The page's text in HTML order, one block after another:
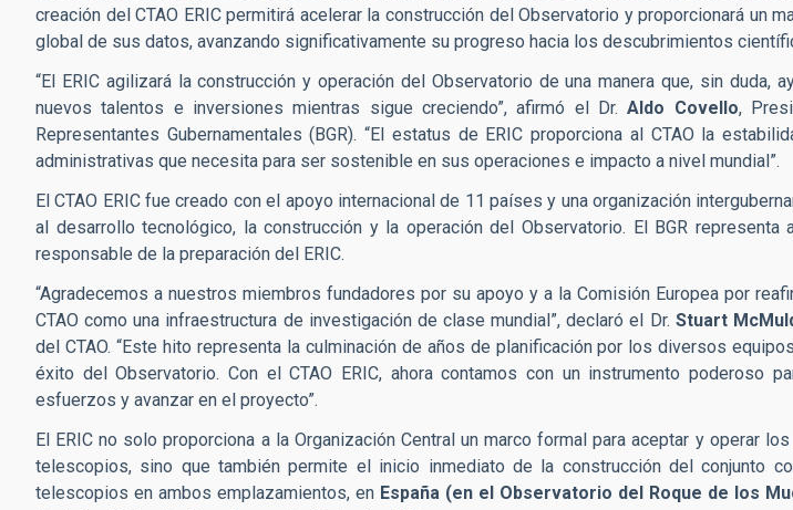
creación del CTAO ERIC permitirá acelerar la construcción del Observatorio y proporcionará un
global de sus datos, avanzando significativamente su progreso hacia los descubrimientos
“El ERIC agilizará la construcción y operación del Observatorio de una manera que, sin duda,
nuevos talentos e inversiones mientras sigue creciendo”, afirmó el Dr.Aldo Covello,
Representantes Gubernamentales (BGR). “El estatus de ERIC proporciona al CTAO la
administrativas que necesita para ser sostenible en sus operaciones e impacto a nivel mundial”.
El CTAO ERIC fue creado con el apoyo internacional de 11 países y una organización
al desarrollo tecnológico, la construcción y la operación del Observatorio. El BGR
responsable de la preparación del ERIC.
“Agradecemos a nuestros miembros fundadores por su apoyo y a la Comisión Europea por
CTAO como una infraestructura de investigación de clase mundial”, declaró el Dr. Stuart
del CTAO. “Este hito representa la culminación de años de planificación por los diversos
éxito del Observatorio. Con el CTAO ERIC, ahora contamos con un instrumento poderoso
esfuerzos y avanzar en el proyecto”.
El ERIC no solo proporciona a la Organización Central un marco formal para aceptar y operar
telescopios, sino que también permite el inicio inmediato de la construcción del conjunto
telescopios en ambos emplazamientos, en España (en el Observatorio del Roque de los